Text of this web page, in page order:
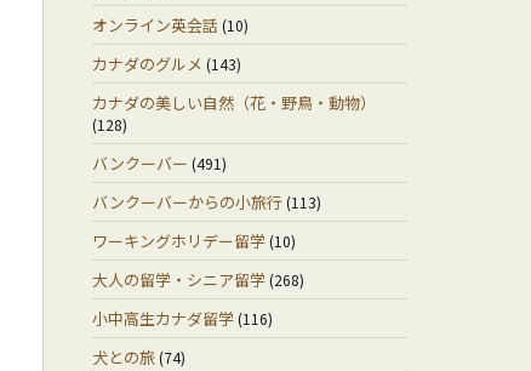
オンライン英会話 (10)
カナダのグルメ (143)
カナダの美しい自然（花・野鳥・動物）
(128)
バンクーバー (491)
バンクーバーからの小旅行(113)
ワーキングホリデー留学(10)
大人の留学・シニア留学(268)
小中高生カナダ留学(116)
犬との旅(74)